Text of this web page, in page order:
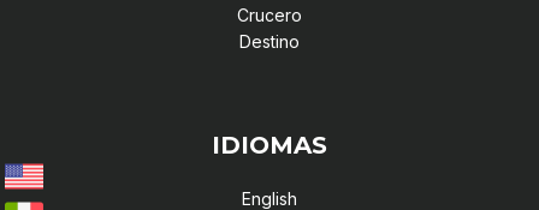
Crucero
Destino
IDIOMAS
English